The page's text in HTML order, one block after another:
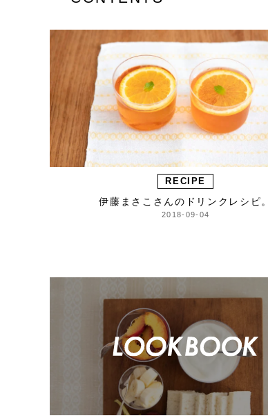
RECIPE
伊藤まさこさんのドリンクレシピ。
2018-09-04